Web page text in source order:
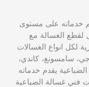
خدماته على مستوى
لقطع الغسالة مع
لكل انواع الغسالات
سامسونغ، كاندي،
يقدم خدماته
فني غسالة الضباعية